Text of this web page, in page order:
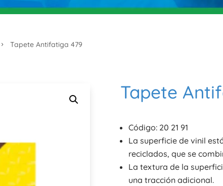
5 Tapete Antifatiga 479
Tapete
Código: 20 21 91
La superficie de vinil
reciclados, que se
La textura de la
una tracción adicional.